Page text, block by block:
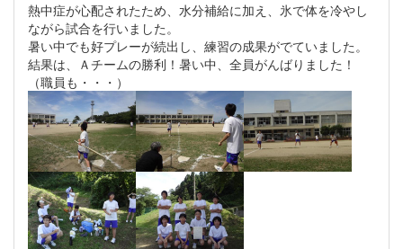
熱中症が心配されたため、水分補給に加え、氷で体を冷やし
ながら試合を行いました。
暑い中でも好プレーが続出し、練習の成果がでていました。
結果は、Ａチームの勝利！暑い中、全員がんばりました！
（職員も・・・）